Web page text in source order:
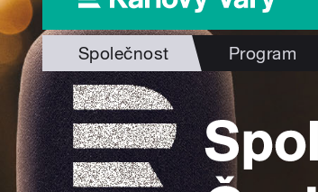
Společnost Program